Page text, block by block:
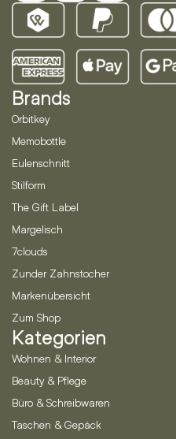
Brands
Orbitkey
Memobottle
Eulenschnitt
Stilform
The Gift Label
Margelisch
7clouds
Zunder Zahnstocher
Markenübersicht
Zum Shop
Kategorien
Wohnen & Interior
Beauty & Pflege
Büro & Schreibwaren
Taschen & Gepäck